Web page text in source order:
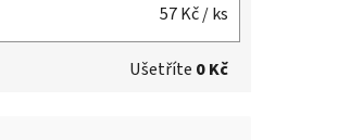
57 Kč/ ks
Ušetříte 0 Kč